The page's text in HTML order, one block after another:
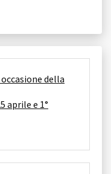
della
aprile e 1°